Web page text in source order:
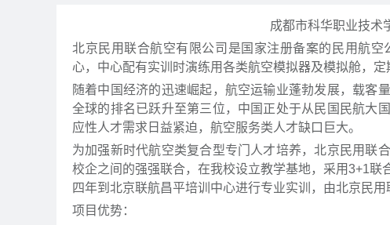
成都市科华职业技术
北京民用联合航空有限公司是国家注册备案的民用航
心，中心配有实训时演练用各类航空模拟器及模拟舱，
随着中国经济的迅速崛起，航空运输业蓬勃发展，载客
全球的排名已跃升至第三位，中国正处于从民国民航大
应性人才需求日益紧迫，航空服务类人才缺口巨大。
为加强新时代航空类复合型专门人才培养，北京民用联
校企之间的强强联合，在我校设立教学基地，采用3+1
四年到北京联航昌平培训中心进行专业实训，由北京民
项目优势：